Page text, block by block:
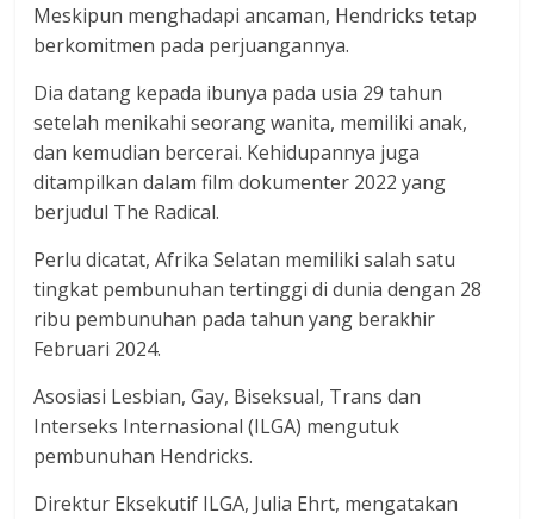
Meskipun menghadapi ancaman, Hendricks tetap
berkomitmen pada perjuangannya.
Dia datang kepada ibunya pada usia 29 tahun
setelah menikahi seorang wanita, memiliki anak,
dan kemudian bercerai. Kehidupannya juga
ditampilkan dalam film dokumenter 2022 yang
berjudul The Radical.
Perlu dicatat, Afrika Selatan memiliki salah satu
tingkat pembunuhan tertinggi di dunia dengan 28
ribu pembunuhan pada tahun yang berakhir
Februari 2024.
Asosiasi Lesbian, Gay, Biseksual, Trans dan
Interseks Internasional (ILGA) mengutuk
pembunuhan Hendricks.
Direktur Eksekutif ILGA, Julia Ehrt, mengatakan